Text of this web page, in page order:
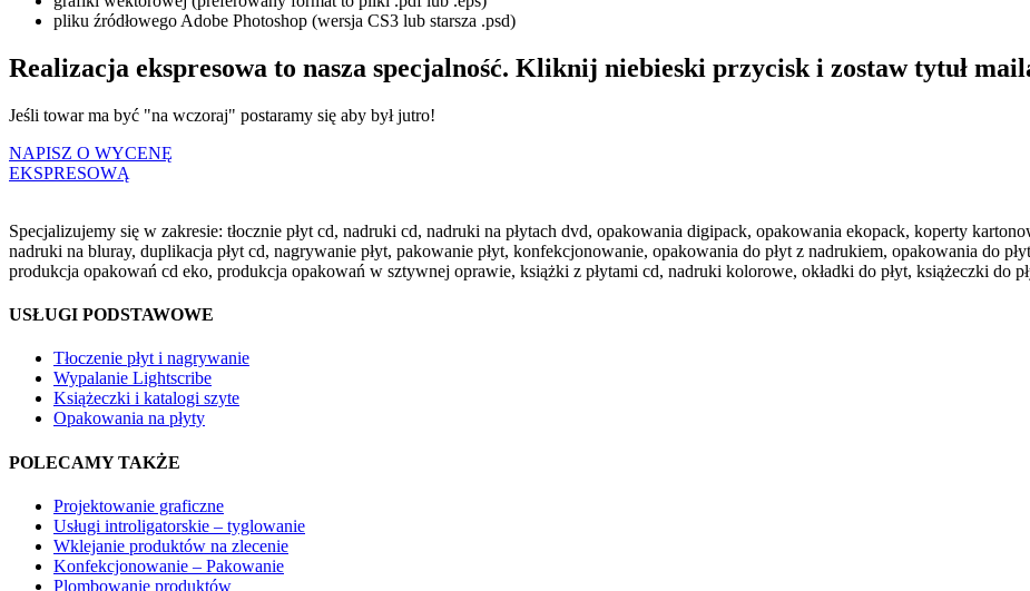
pliku źródłowego Adobe Photoshop (wersja CS3 lub starsza .psd)
Realizacja ekspresowa to nasza specjalność. Kliknij niebieski przycisk i zostaw tytuł
Jeśli towar ma być "na wczoraj" postaramy się aby był jutro!
NAPISZ O WYCENĘ
EKSPRESOWĄ
Specjalizujemy się w zakresie: tłocznie płyt cd, nadruki cd, nadruki na płytach dvd, opakowania digipack, opakowania ekopack, koperty
nadruki na bluray, duplikacja płyt cd, nagrywanie płyt, pakowanie płyt, konfekcjonowanie, opakowania do płyt z nadrukiem, opakowania do
produkcja opakowań cd eko, produkcja opakowań w sztywnej oprawie, książki z płytami cd, nadruki kolorowe, okładki do płyt, książeczki do
USŁUGI PODSTAWOWE
Tłoczenie płyt i nagrywanie
Wypalanie Lightscribe
Książeczki i katalogi szyte
Opakowania na płyty
POLECAMY TAKŻE
Projektowanie graficzne
Usługi introligatorskie – tyglowanie
Wklejanie produktów na zlecenie
Konfekcjonowanie – Pakowanie
Plombowanie produktów